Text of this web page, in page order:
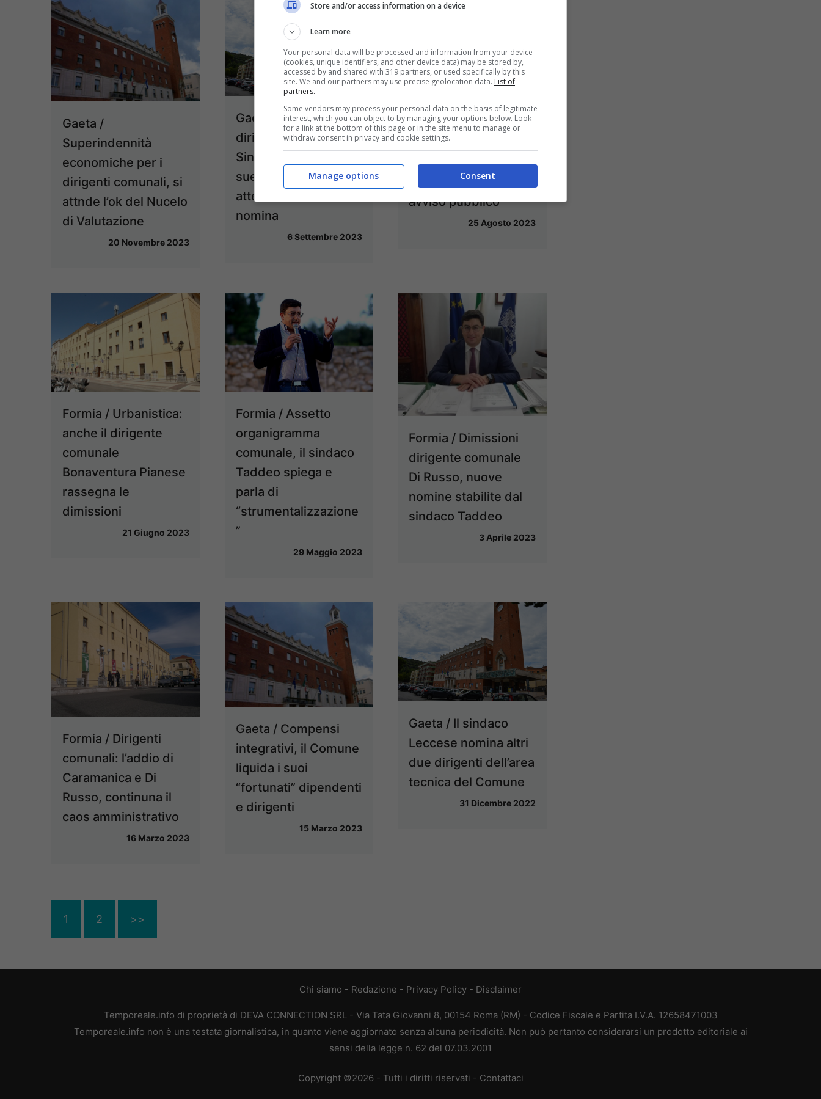
Gaeta /
Superindennità
economiche per i
dirigenti comunali, si
attnde l’ok del Nucelo
di Valutazione
20 Novembre 2023
Gaeta / Dimissioni
dirigente Falco, il
Sindaco assegna le
sue competenze in
attesa della nuova
nomina
6 Settembre 2023
Gaeta / Il dirigente
comunale Giovanni
Falco si dimette,
firmato un nuovo
avviso pubblico
25 Agosto 2023
Formia / Urbanistica:
anche il dirigente
comunale
Bonaventura Pianese
rassegna le
dimissioni
21 Giugno 2023
Formia / Assetto
organigramma
comunale, il sindaco
Taddeo spiega e
parla di
“strumentalizzazione
”
29 Maggio 2023
Formia / Dimissioni
dirigente comunale
Di Russo, nuove
nomine stabilite dal
sindaco Taddeo
3 Aprile 2023
Formia / Dirigenti
comunali: l’addio di
Caramanica e Di
Russo, continuna il
caos amministrativo
16 Marzo 2023
Gaeta / Compensi
integrativi, il Comune
liquida i suoi
“fortunati” dipendenti
e dirigenti
15 Marzo 2023
Gaeta / Il sindaco
Leccese nomina altri
due dirigenti dell’area
tecnica del Comune
31 Dicembre 2022
1 2 >>
Chi siamo - Redazione - Privacy Policy - Disclaimer
Temporeale.info di proprietà di DEVA CONNECTION SRL - Via Tata Giovanni 8, 00154 Roma (RM) - Codice Fiscale e Partita I.V.A. 12658471003
Temporeale.info non è una testata giornalistica, in quanto viene aggiornato senza alcuna periodicità. Non può pertanto considerarsi un prodotto editoriale ai
sensi della legge n. 62 del 07.03.2001
Copyright ©2026 - Tutti i diritti riservati - Contattaci
Store and/or access information on a device
Learn more
Your personal data will be processed and information from your device
(cookies, unique identifiers, and other device data) may be stored by,
accessed by and shared with 319 partners, or used specifically by this
site. We and our partners may use precise geolocation data. List of
partners.
Some vendors may process your personal data on the basis of legitimate
interest, which you can object to by managing your options below. Look
for a link at the bottom of this page or in the site menu to manage or
withdraw consent in privacy and cookie settings.
Consent
Manage options